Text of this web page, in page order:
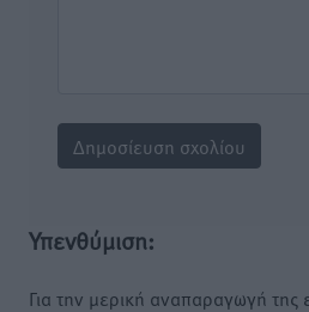
Υπενθύμιση:
Για την μερική αναπαραγωγή της